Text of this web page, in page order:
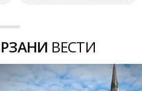
ВЕСТИ